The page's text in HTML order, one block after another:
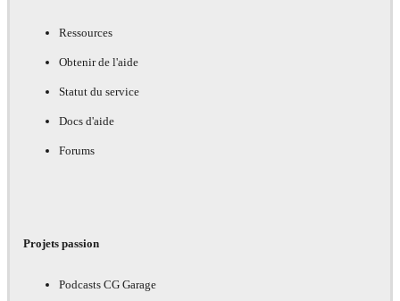
Ressources
Obtenir de l'aide
Statut du service
Docs d'aide
Forums
Projets passion
Podcasts CG Garage